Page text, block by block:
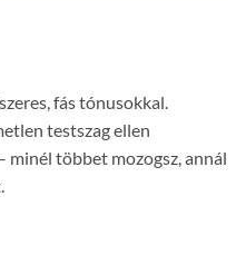
fás tónusokkal.
testszag ellen
többet mozogsz, annál